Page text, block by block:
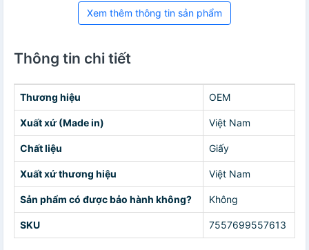
Xem thêm thông tin sản phẩm
Thông tin chi tiết
Thương hiệu OEM
Xuất xứ (Made in) Việt Nam
Chất liệu Giấy
Xuất xứ thương hiệu Việt Nam
Sản phẩm có được bảo hành không? Không
SKU 7557699557613